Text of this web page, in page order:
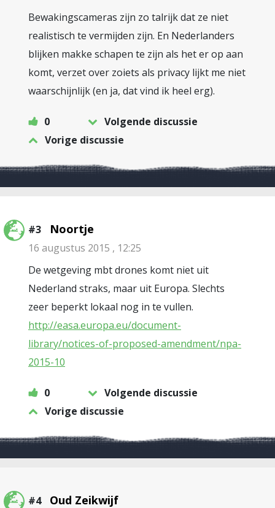
Bewakingscameras zijn zo talrijk dat ze niet
realistisch te vermijden zijn. En Nederlanders
blijken makke schapen te zijn als het er op aan
komt, verzet over zoiets als privacy lijkt me niet
waarschijnlijk (en ja, dat vind ik heel erg).
0
Volgende discussie
Vorige discussie
#3 Noortje
16 augustus 2015 , 12:25
De wetgeving mbt drones komt niet uit
Nederland straks, maar uit Europa. Slechts
zeer beperkt lokaal nog in te vullen.
http://easa.europa.eu/document-
library/notices-of-proposed-amendment/npa-
2015-10
0
Volgende discussie
Vorige discussie
#4 Oud Zeikwijf